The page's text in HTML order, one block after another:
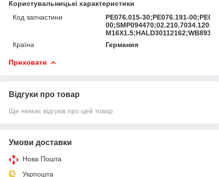
Користувальницькі характеристики
Код запчастини
PE076.015-30;PE076.191-
Країна
Германия
Приховати
Відгуки про товар
Ще немає відгуків про цей товар
Умови доставки
Нова Пошта
Укрпошта